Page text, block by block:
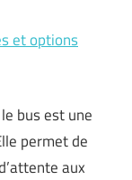
et options
bus est une
permet de
aux